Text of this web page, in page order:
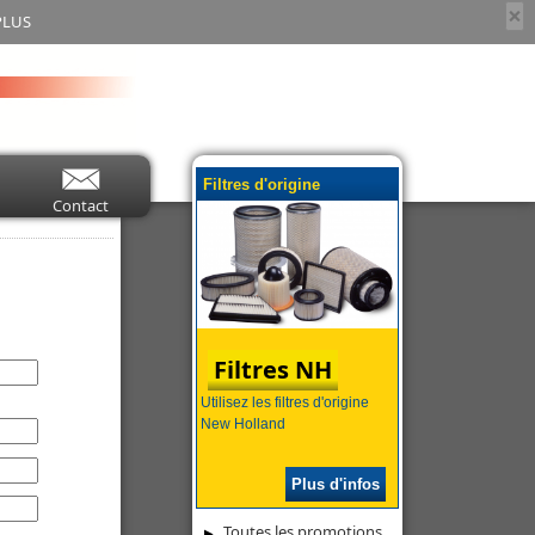
×
Contact
Filtres d'origine
Utilisez les filtres d'origine
New Holland
Filtres NH
Plus d'infos